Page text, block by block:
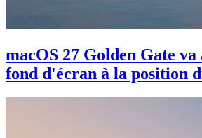
macOS 27 Golden Gate
fond d'écran à la position